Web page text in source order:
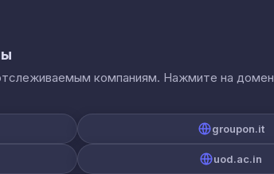
компаниям. Нажмите на домен,
groupon.it
uod.ac.in